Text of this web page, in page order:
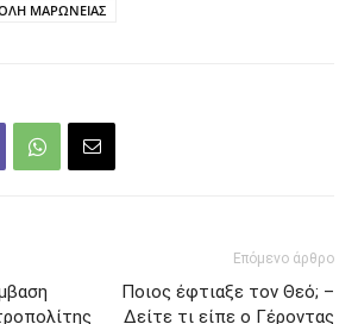
ΜΑΡΩΝΕΙΑΣ
Επόμενο άρθρο
Ποιος έφτιαξε τον Θεό; –
Δείτε τι είπε ο Γέροντας